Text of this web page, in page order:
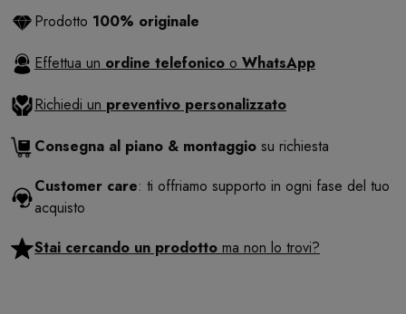
Prodotto 100% originale
Effettua un ordine telefonico o WhatsApp
Richiedi un preventivo personalizzato
Consegna al piano & montaggio su richiesta
Customer care: ti offriamo supporto in ogni fase del tuo
acquisto
Stai cercando un prodotto ma non lo trovi?